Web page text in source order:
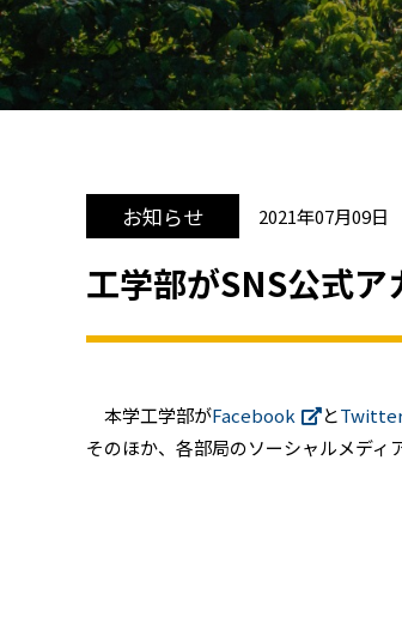
お知らせ 2021年07月09日
工学部がSNS公式
本学工学部がFacebook と
そのほか、各部局のソーシャルメディ